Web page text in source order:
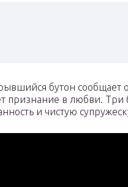
бутон сообщает
признание в любви.
и чистую